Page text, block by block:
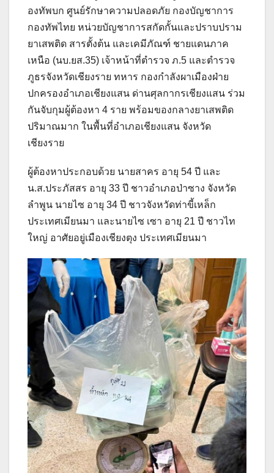
องทัพบก ศูนย์รักษาความปลอดภัย กองบัญชาการ
กองทัพไทย หน่วยบัญชาการสกัดกั้นและปราบปราม
ยาเสพติด สารตั้งต้น และเคมีภัณฑ์ ชายแดนภาค
เหนือ (นบ.ยส.35) เจ้าหน้าที่ตำรวจ ภ.5 และตำรวจ
ภูธรจังหวัดเชียงราย ทหาร กองกำลังผาเมืองฝ่าย
ปกครองอำเภอเชียงแสน ด่านศุลกากรเชียงแสน ร่วม
กันจับกุมผู้ต้องหา 4 ราย พร้อมของกลางยาเสพติด
ปริมาณมาก ในพื้นที่อำเภอเชียงแสน จังหวัด
เชียงราย
ผู้ต้องหาประกอบด้วย นายสาคร อายุ 54 ปี และ
น.ส.ประภัสสร อายุ 33 ปี ชาวอำเภอป่าซาง จังหวัด
ลำพูน นายไซ อายุ 34 ปี ชาวจังหวัดท่าขี้เหล็ก
ประเทศเมียนมา และนายไซ เซา อายุ 21 ปี ชาวไท
ใหญ่ อาศัยอยู่เมืองเชียงตุง ประเทศเมียนมา